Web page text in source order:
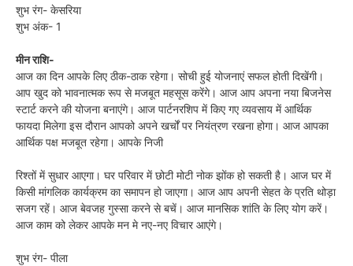
शुभ रंग- केसरिया
शुभ अंक- 1
मीन राशि-
आज का दिन आपके लिए ठीक-ठाक रहेगा। सोची हुई योजनाएं सफल होती दिखेंगी।
आप खुद को भावनात्मक रूप से मजबूत महसूस करेंगे। आज आप अपना नया बिजनेस
स्टार्ट करने की योजना बनाएंगे। आज पार्टनरशिप में किए गए व्यवसाय में आर्थिक
फायदा मिलेगा इस दौरान आपको अपने खर्चों पर नियंत्रण रखना होगा। आज आपका
आर्थिक पक्ष मजबूत रहेगा। आपके निजी
रिश्तों में सुधार आएगा। घर परिवार में छोटी मोटी नोक झोंक हो सकती है। आज घर में
किसी मांगलिक कार्यक्रम का समापन हो जाएगा। आज आप अपनी सेहत के प्रति थोड़ा
सजग रहें। आज बेवजह गुस्सा करने से बचें। आज मानसिक शांति के लिए योग करें।
आज काम को लेकर आपके मन मे नए-नए विचार आएंगे।
शुभ रंग- पीला